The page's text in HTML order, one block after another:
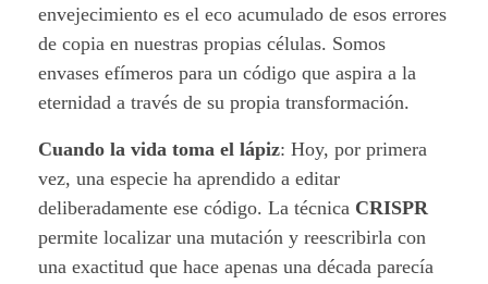
envejecimiento es el eco acumulado de esos errores
de copia en nuestras propias células. Somos
envases efímeros para un código que aspira a la
eternidad a través de su propia transformación.
Cuando la vida toma el lápiz: Hoy, por primera
vez, una especie ha aprendido a editar
deliberadamente ese código. La técnica CRISPR
permite localizar una mutación y reescribirla con
una exactitud que hace apenas una década parecía